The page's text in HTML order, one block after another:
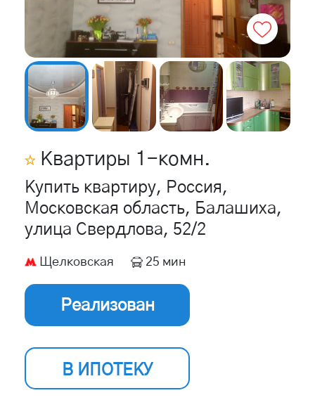
Квартиры 1 -комн.
Купить квартиру, Россия,
Московская область, Балашиха,
улица Свердлова, 52/2
Щелковская 25 мин
Реализован
В ИПОТЕКУ